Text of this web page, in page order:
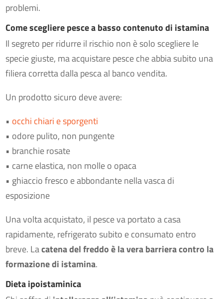
problemi.
Come scegliere pesce a basso contenuto di istamina
Il segreto per ridurre il rischio non è solo scegliere le
specie giuste, ma acquistare pesce che abbia subito una
filiera corretta dalla pesca al banco vendita.
Un prodotto sicuro deve avere:
• occhi chiari e sporgenti
• odore pulito, non pungente
• branchie rosate
• carne elastica, non molle o opaca
• ghiaccio fresco e abbondante nella vasca di
esposizione
Una volta acquistato, il pesce va portato a casa
rapidamente, refrigerato subito e consumato entro
breve. Lacatena del freddo è la vera barriera contro la
formazione di istamina.
Dieta ipoistaminica